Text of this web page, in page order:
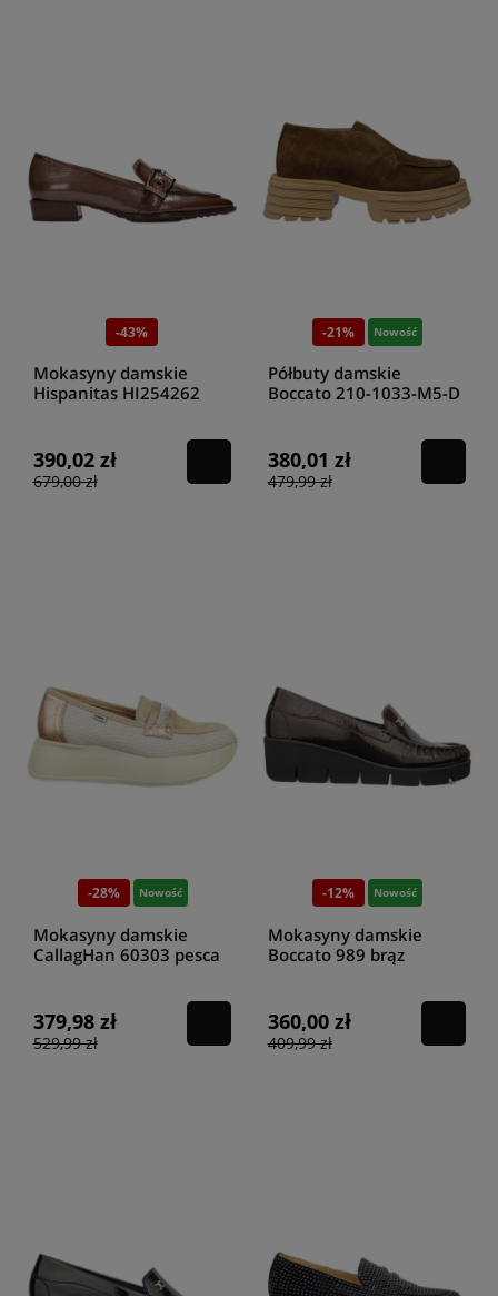
-43%
Mokasyny damskie
Hispanitas HI254262
390,02 zł
679,00 zł
-21% Nowość
Półbuty damskie
Boccato 210-1033-M5-D
380,01 zł
479,99 zł
-28% Nowość
Mokasyny damskie
CallagHan 60303 pesca
379,98 zł
529,99 zł
-12% Nowość
Mokasyny damskie
Boccato 989 brąz
360,00 zł
409,99 zł